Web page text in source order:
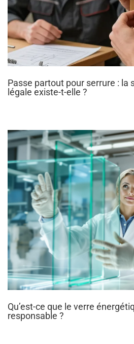
Passe partout pour serrure : la
légale existe-t-elle ?
Qu’est-ce que le verre
responsable ?